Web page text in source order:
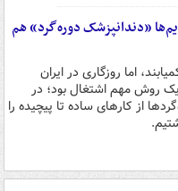
«دندانپزشک دوره‌گرد» هم
اما روزگاری در ایران
روش مهم اشتغال بود؛ در
از کارهای ساده تا پیچیده را